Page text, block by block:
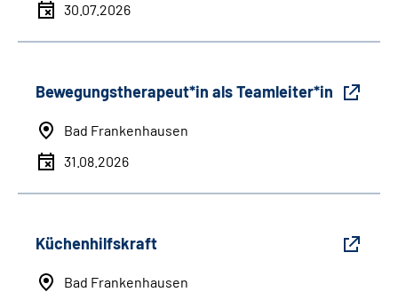
30.07.2026
Bewegungstherapeut*in als Teamleiter*in
Bad Frankenhausen
31.08.2026
Küchenhilfskraft
Bad Frankenhausen